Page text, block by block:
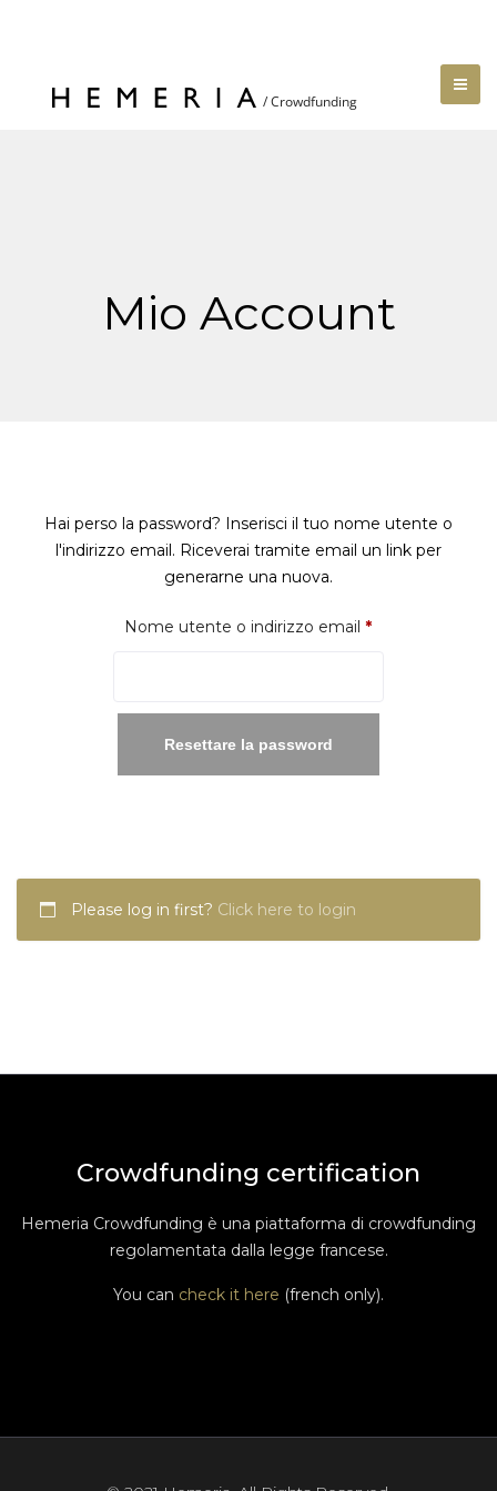
Mio Account
Hai perso la password? Inserisci il tuo nome utente o
l'indirizzo email. Riceverai tramite email un link per
generarne una nuova.
Nome utente o indirizzo email *Richiesto
Resettare la password
Please log in first? Click here to login
Crowdfunding certification
Hemeria Crowdfunding è una piattaforma di crowdfunding
regolamentata dalla legge francese.
You can check it here (french only).